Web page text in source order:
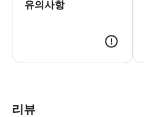
유의사항
리뷰